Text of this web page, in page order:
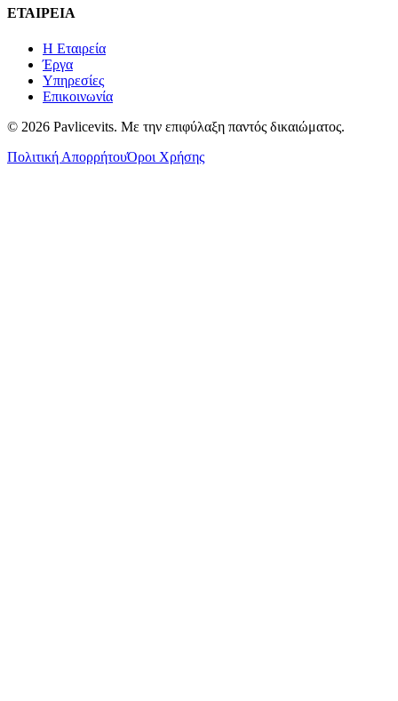
ΕΤΑΙΡΕΙΑ
Η Εταιρεία
Έργα
Υπηρεσίες
Επικοινωνία
© 2026 Pavlicevits. Με την επιφύλαξη παντός δικαιώματος.
Πολιτική ΑπορρήτουΌροι Χρήσης